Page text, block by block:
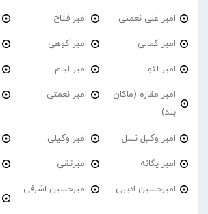
امیر علی نعمتی امیر فتاح
امیر کمالی امیر کوهی
امیر لئو امیر لیام
امیر مقاره (ماکان
بند)
امیر نعمتی
امیر وکیل نسل امیر وکیلی
امیر یگانه امیرتقی
امیرحسین ادیبی امیرحسین اشرفی